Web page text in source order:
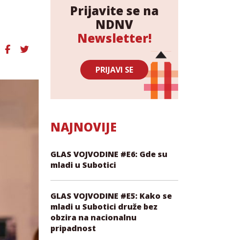
Prijavite se na
NDNV
Newsletter!
PRIJAVI SE
NAJNOVIJE
GLAS VOJVODINE #E6: Gde su
mladi u Subotici
GLAS VOJVODINE #E5: Kako se
mladi u Subotici druže bez
obzira na nacionalnu
pripadnost